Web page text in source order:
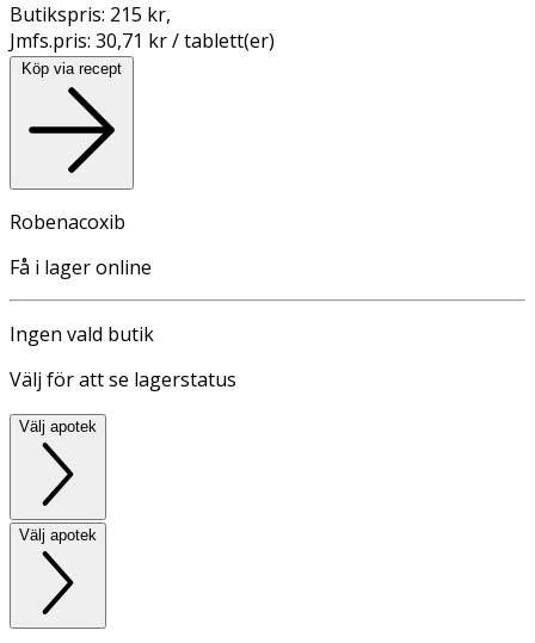
Butikspris: 215 kr,
Jmfs.pris: 30,71 kr / tablett(er)
Köp via recept
Robenacoxib
Få i lager online
Ingen vald butik
Välj för att se lagerstatus
Välj apotek
Välj apotek